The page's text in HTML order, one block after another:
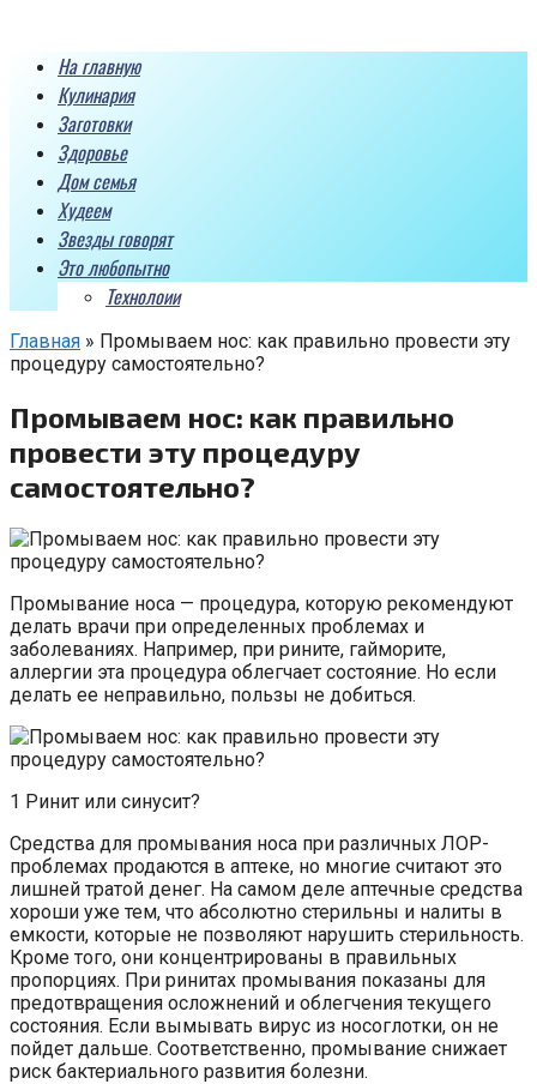
контентуНа главную
Кулинария
Заготовки
Здоровье
Дом семья
Худеем
Звезды говорят
Это любопытно
Технолоии
Главная » Промываем нос: как правильно провести эту
процедуру самостоятельно?
Промываем нос: как правильно
провести эту процедуру
самостоятельно?
Промывание носа — процедура, которую рекомендуют
делать врачи при определенных проблемах и
заболеваниях. Например, при рините, гайморите,
аллергии эта процедура облегчает состояние. Но если
делать ее неправильно, пользы не добиться.
1 Ринит или синусит?
Средства для промывания носа при различных ЛОР-
проблемах продаются в аптеке, но многие считают это
лишней тратой денег. На самом деле аптечные средства
хороши уже тем, что абсолютно стерильны и налиты в
емкости, которые не позволяют нарушить стерильность.
Кроме того, они концентрированы в правильных
пропорциях. При ринитах промывания показаны для
предотвращения осложнений и облегчения текущего
состояния. Если вымывать вирус из носоглотки, он не
пойдет дальше. Соответственно, промывание снижает
риск бактериального развития болезни.